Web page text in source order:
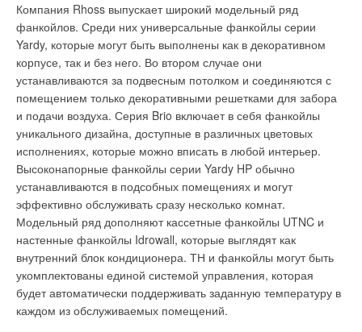
Компания Rhoss выпускает широкий модельный ряд
фанкойлов. Среди них универсальные фанкойлы серии
Yardy, которые могут быть выполнены как в декоративном
корпусе, так и без него. Во втором случае они
устанавливаются за подвесным потолком и соединяются с
помещением только декоративными решетками для забора
и подачи воздуха. Серия Brio включает в себя фанкойлы
уникального дизайна, доступные в различных цветовых
исполнениях, которые можно вписать в любой интерьер.
Высоконапорные фанкойлы серии Yardy HP обычно
устанавливаются в подсобных помещениях и могут
эффективно обслуживать сразу несколько комнат.
Модельный ряд дополняют кассетные фанкойлы UTNC и
настенные фанкойлы Idrowall, которые выглядят как
внутренний блок кондиционера. ТН и фанкойлы могут быть
укомплектованы единой системой управления, которая
будет автоматически поддерживать заданную температуру в
каждом из обслуживаемых помещений.
градусов.
Степень открытия термостатического клапана, которым
управляет радиосервопривод, может быть определена по
диску-позиционеру, имеющемуся на приводе (рис. 9).
Позиция «0» диска отображает состояние полного закрытия
клапана, позиция «6» соответствует полному открытию.
Более подробную информацию о системе VEQ вы можете
найти на сайте компании Valtec.
Кроме того, выгодно отличает систему VEQ от системы с
термостатическими головками наличие ПИД-регулятора
(пропорционально интегрально дифференциального) в
контроллере. Данный регулятор позволяет быстро и точно
выходить на требуемую температуру воздуха в помещении.
На рис. 10 показано изменение температуры воздуха в